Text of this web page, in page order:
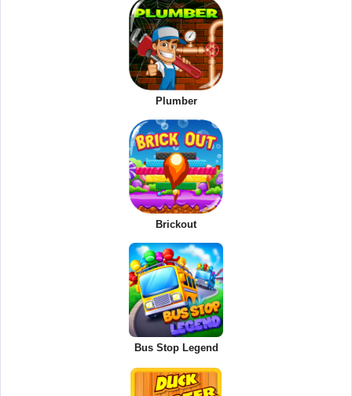
Plumber
Brickout
Bus Stop Legend